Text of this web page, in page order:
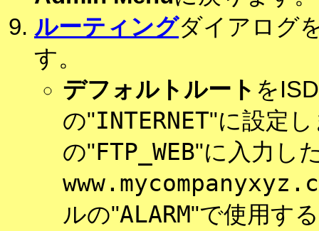
ルーティングダイアログ
す。
デフォルトルート を
の"INTERNET"に設定
の"FTP_WEB"に入力し
ルの"ALARM"で使用す